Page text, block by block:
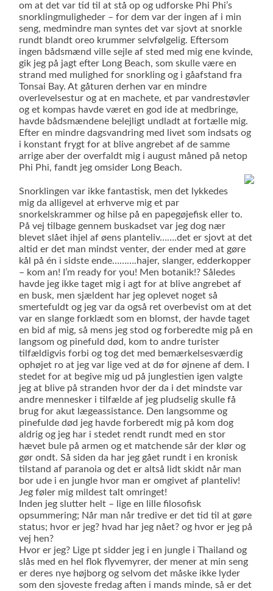
om at det var tid til at stå op og udforske Phi Phi’s
snorklingmuligheder – for dem var der ingen af i min
seng, medmindre man syntes det var sjovt at snorkle
rundt blandt oreo krummer selvfølgelig. Eftersom
ingen bådsmænd ville sejle af sted med mig ene kvinde,
gik jeg på jagt efter Long Beach, som skulle være en
strand med mulighed for snorkling og i gåafstand fra
Tonsai Bay. At gåturen derhen var en mindre
overlevelsestur og at en machete, et par vandrestøvler
og et kompas havde været en god ide at medbringe,
havde bådsmændene belejligt undladt at fortælle mig.
Efter en mindre dagsvandring med livet som indsats og
i konstant frygt for at blive angrebet af de samme
arrige aber der overfaldt mig i august måned på netop
Phi Phi, fandt jeg omsider Long Beach.
Snorklingen var ikke fantastisk, men det lykkedes
mig da alligevel at erhverve mig et par
snorkelskrammer og hilse på en papegøjefisk eller to.
På vej tilbage gennem buskadset var jeg dog nær
blevet slået ihjel af øens planteliv…….det er sjovt at det
altid er det man mindst venter, der ender med at gøre
kål på én i sidste ende……….hajer, slanger, edderkopper
– kom an! I’m ready for you! Men botanik!? Således
havde jeg ikke taget mig i agt for at blive angrebet af
en busk, men sjældent har jeg oplevet noget så
smertefuldt og jeg var da også ret overbevist om at det
var en slange forklædt som en blomst, der havde taget
en bid af mig, så mens jeg stod og forberedte mig på en
langsom og pinefuld død, kom to andre turister
tilfældigvis forbi og tog det med bemærkelsesværdig
ophøjet ro at jeg var lige ved at dø for øjnene af dem. I
stedet for at begive mig ud på junglestien igen valgte
jeg at blive på stranden hvor der da i det mindste var
andre mennesker i tilfælde af jeg pludselig skulle få
brug for akut lægeassistance. Den langsomme og
pinefulde død jeg havde forberedt mig på kom dog
aldrig og jeg har i stedet rendt rundt med en stor
hævet bule på armen og et matchende sår der klør og
gør ondt. Så siden da har jeg gået rundt i en kronisk
tilstand af paranoia og det er altså lidt skidt når man
bor ude i en jungle hvor man er omgivet af planteliv!
Jeg føler mig mildest talt omringet!
Inden jeg slutter helt – lige en lille filosofisk
opsummering; Når man når tredive er det tid til at gøre
status; hvor er jeg? hvad har jeg nået? og hvor er jeg på
vej hen?
Hvor er jeg? Lige pt sidder jeg i en jungle i Thailand og
slås med en hel flok flyvemyrer, der mener at min seng
er deres nye højborg og selvom det måske ikke lyder
som den sjoveste fredag aften i mands minde, så er det